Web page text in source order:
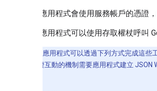
接著，應用程式會使用服務帳戶的憑證
最後，應用程式可以使用存取權杖呼叫
您的應用程式可以透過下列方式完成這
器對伺服器驗證互動的機制需要應用程式建立